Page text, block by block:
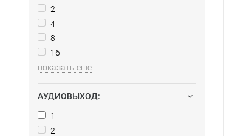
2
4
8
16
показать еще
АУДИОВЫХОД:
1
2